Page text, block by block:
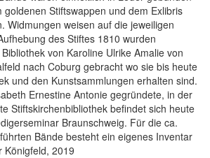
goldenen Stiftswappen und dem Exlibris
Widmungen weisen auf die jeweiligen
des Stiftes 1810 wurden
von Karoline Ulrike Amalie von
nach Coburg gebracht wo sie bis heute
und den Kunstsammlungen erhalten sind.
Ernestine Antonie gegründete, in der
Stiftskirchenbibliothek befindet sich heute
Braunschweig. Für die ca.
Bände besteht ein eigenes Inventar
Königfeld, 2019